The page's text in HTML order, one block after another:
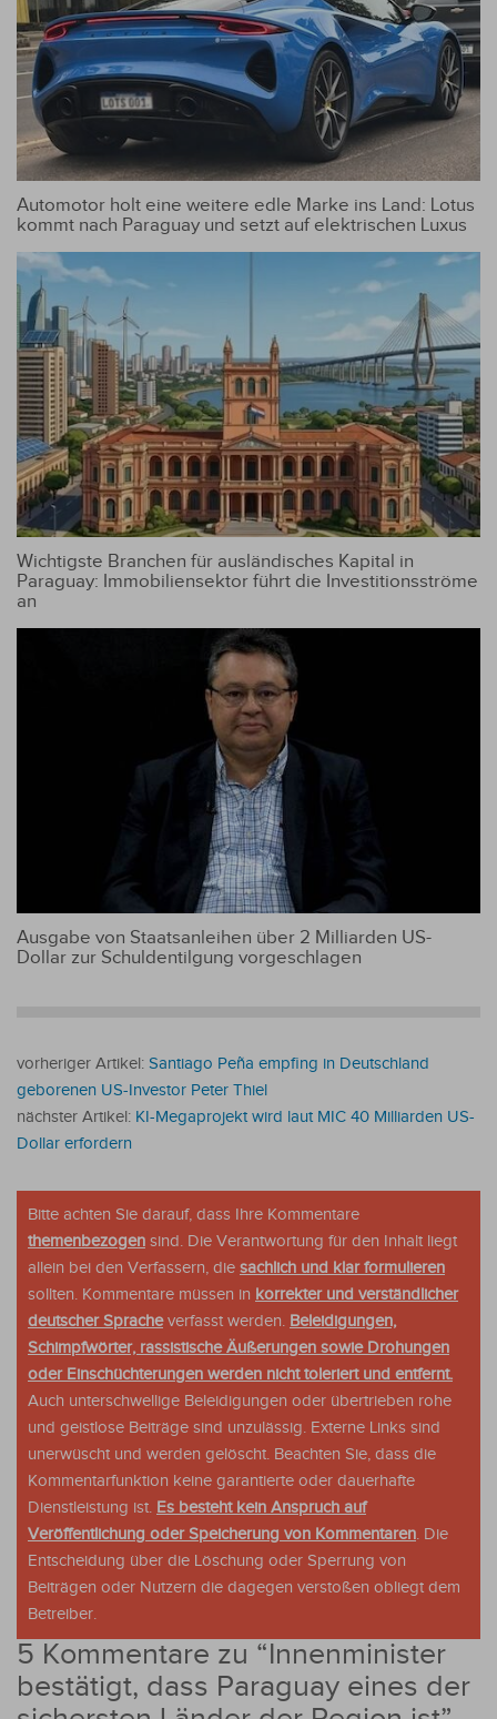
Automotor holt eine weitere edle Marke ins Land: Lotus
kommt nach Paraguay und setzt auf elektrischen Luxus
Wichtigste Branchen für ausländisches Kapital in
Paraguay: Immobiliensektor führt die Investitionsströme
an
Ausgabe von Staatsanleihen über 2 Milliarden US-
Dollar zur Schuldentilgung vorgeschlagen
vorheriger Artikel: Santiago Peña empfing in Deutschland
geborenen US-Investor Peter Thiel
nächster Artikel: KI-Megaprojekt wird laut MIC 40 Milliarden US-
Dollar erfordern
Bitte achten Sie darauf, dass Ihre Kommentare
themenbezogen sind. Die Verantwortung für den Inhalt liegt
allein bei den Verfassern, die sachlich und klar formulieren
sollten. Kommentare müssen in korrekter und verständlicher
deutscher Spracheverfasst werden. Beleidigungen,
Schimpfwörter, rassistische Äußerungen sowie Drohungen
oder Einschüchterungen werden nicht toleriert und entfernt.
Auch unterschwellige Beleidigungen oder übertrieben rohe
und geistlose Beiträge sind unzulässig. Externe Links sind
unerwüscht und werden gelöscht. Beachten Sie, dass die
Kommentarfunktion keine garantierte oder dauerhafte
Dienstleistung ist. Es besteht kein Anspruch auf
Veröffentlichung oder Speicherung von Kommentaren. Die
Entscheidung über die Löschung oder Sperrung von
Beiträgen oder Nutzern die dagegen verstoßen obliegt dem
Betreiber.
5 Kommentare zu “Innenminister
bestätigt, dass Paraguay eines der